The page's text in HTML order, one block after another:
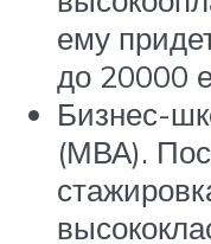
ему
до 20000
Бизнес-
(МВА).